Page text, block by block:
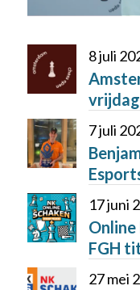
8 juli
7 juli
17 juni
Online
FGH
27 mei